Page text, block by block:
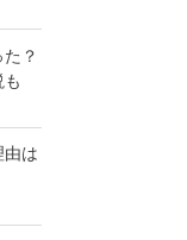
？
由は